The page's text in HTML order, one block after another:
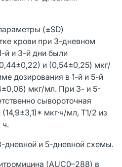
(±SD)
крови при 3-дневном
й и 3-й дни были
и (0,54±0,25) мкг/
дозирования в 1-й и 5-й
мкг/мл. При 3- и 5-
сывороточная
мкг·ч/мл, Т1/2 из
дневной и 5-дневной схемы.
(AUC0–288) в